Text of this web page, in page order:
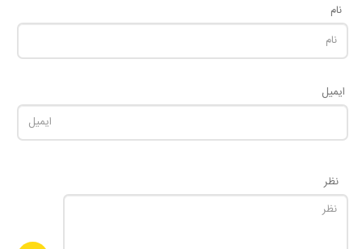
نام
ایمیل
نظر